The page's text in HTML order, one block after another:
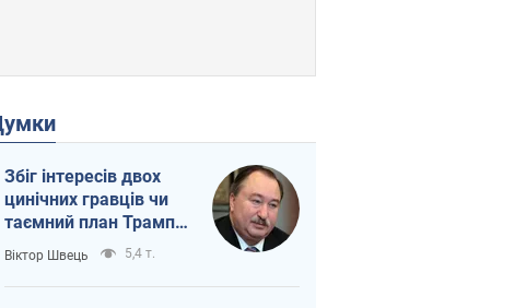
Думки
Збіг інтересів двох
цинічних гравців чи
таємний план Трампа
і Путіна?
Віктор Швець 5,4 т.